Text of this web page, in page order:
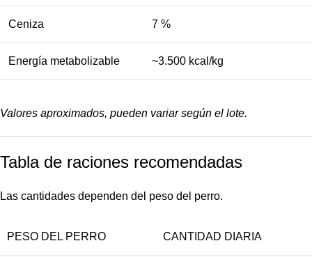
Ceniza 7 %
Energía metabolizable ~3.500 kcal/kg
Valores aproximados, pueden variar según el lote.
Tabla de raciones recomendadas
Las cantidades dependen del peso del perro.
PESO DEL PERRO CANTIDAD DIARIA